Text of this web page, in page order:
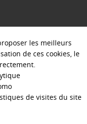
les meilleurs
de ces cookies, le
de visites du site